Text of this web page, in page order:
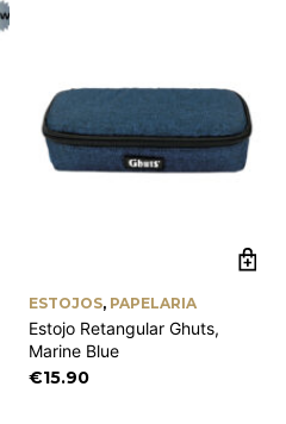
ESTOJOS, PAPELARIA
Estojo Retangular Ghuts,
Marine Blue
€15.90